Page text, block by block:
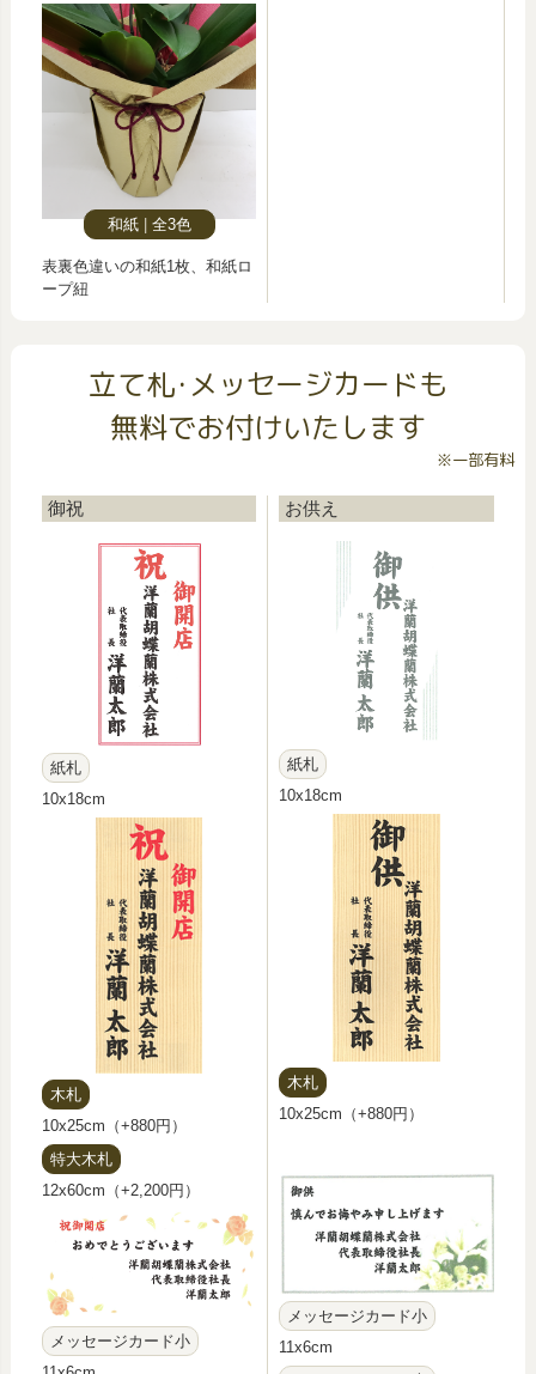
和紙 全3色
表裏色違いの和紙1枚、和紙ロ
ープ紐
立て札･メッセージカードも
無料でお付けいたします
※一部有料
御祝
紙札
10x18cm
木札
10x25cm（+880円）
特大木札
12x60cm（+2,200円）
メッセージカード小
お供え
紙札
10x18cm
木札
10x25cm（+880円）
メッセージカード小
11x6cm